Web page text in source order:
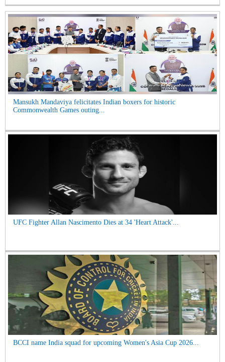
Mansukh Mandaviya felicitates Indian boxers for historic
Commonwealth Games outing...
UFC Fighter Allan Nascimento Dies at 34 'Heart Attack'...
BCCI name India squad for upcoming Women's Asia Cup 2026...